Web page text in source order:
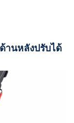
านหลังปรับได้